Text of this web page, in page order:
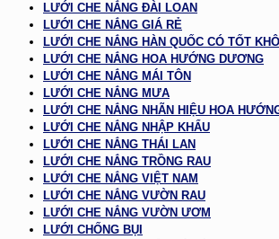
LƯỚI CHE NẮNG ĐÀI LOAN
LƯỚI CHE NẮNG GIÁ RẺ
LƯỚI CHE NẮNG HÀN QUỐC CÓ TỐT
LƯỚI CHE NẮNG HOA HƯỚNG DƯƠNG
LƯỚI CHE NẮNG MÁI TÔN
LƯỚI CHE NẮNG MƯA
LƯỚI CHE NẮNG NHÃN HIỆU HOA
LƯỚI CHE NẮNG NHẬP KHẨU
LƯỚI CHE NẮNG THÁI LAN
LƯỚI CHE NẮNG TRỒNG RAU
LƯỚI CHE NẮNG VIỆT NAM
LƯỚI CHE NẮNG VƯỜN RAU
LƯỚI CHE NẮNG VƯỜN ƯƠM
LƯỚI CHỐNG BỤI